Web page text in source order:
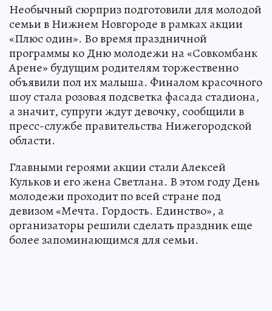
Необычный сюрприз подготовили для молодой
семьи в Нижнем Новгороде в рамках акции
«Плюс один». Во время праздничной
программы ко Дню молодежи на «Совкомбанк
Арене» будущим родителям торжественно
объявили пол их малыша. Финалом красочного
шоу стала розовая подсветка фасада стадиона,
а значит, супруги ждут девочку, сообщили в
пресс-службе правительства Нижегородской
области.
Главными героями акции стали Алексей
Кульков и его жена Светлана. В этом году День
молодежи проходит по всей стране под
девизом «Мечта. Гордость. Единство», а
организаторы решили сделать праздник еще
более запоминающимся для семьи.